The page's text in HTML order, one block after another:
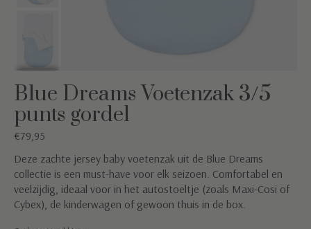
Blue Dreams Voetenzak 3/5
punts gordel
€79,95
Deze zachte jersey baby voetenzak uit de Blue Dreams
collectie is een must-have voor elk seizoen. Comfortabel en
veelzijdig, ideaal voor in het autostoeltje (zoals Maxi-Cosi of
Cybex), de kinderwagen of gewoon thuis in de box.